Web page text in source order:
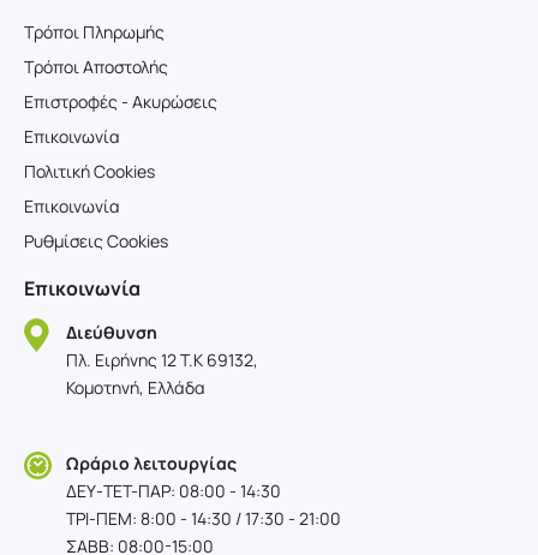
Τρόποι Πληρωμής
Τρόποι Αποστολής
Επιστροφές - Ακυρώσεις
Επικοινωνία
Πολιτική Cookies
Επικοινωνία
Ρυθμίσεις Cookies
Επικοινωνία
Διεύθυνση
Πλ. Ειρήνης 12 T.K 69132,
Κομοτηνή, Ελλάδα
Ωράριο λειτουργίας
ΔΕΥ-TET-ΠΑΡ: 08:00 - 14:30
ΤΡΙ-ΠΕΜ: 8:00 - 14:30 / 17:30 - 21:00
ΣΑΒΒ: 08:00-15:00